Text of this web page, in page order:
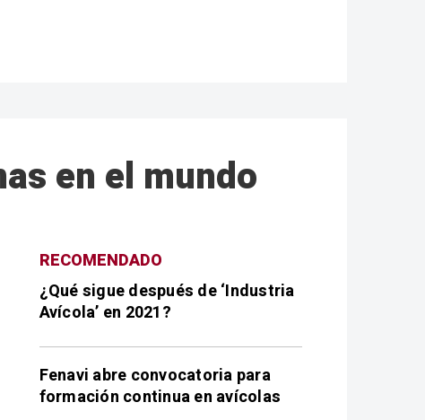
en el mundo
RECOMENDADO
¿Qué sigue después de ‘Industria
Avícola’ en 2021?
Fenavi abre convocatoria para
formación continua en avícolas